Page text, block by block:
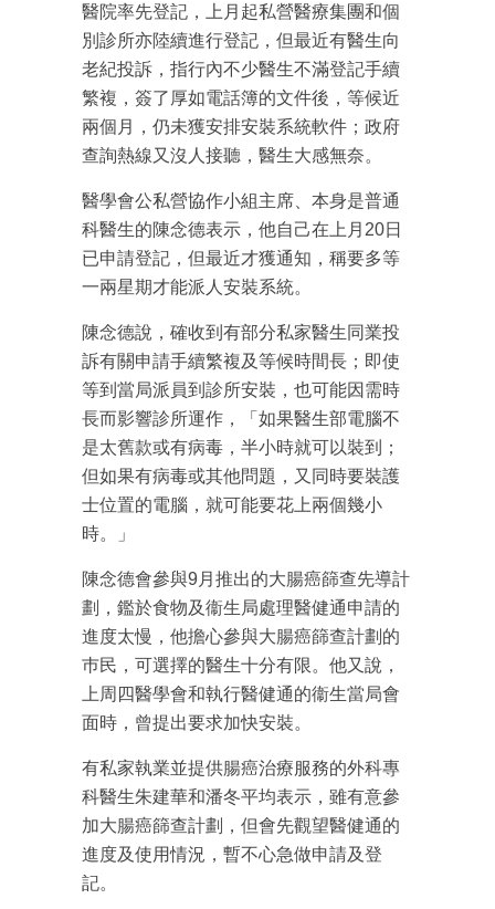
醫院率先登記，上月起私營醫療集團和個
別診所亦陸續進行登記，但最近有醫生向
老紀投訴，指行內不少醫生不滿登記手續
繁複，簽了厚如電話簿的文件後，等候近
兩個月，仍未獲安排安裝系統軟件；政府
查詢熱線又沒人接聽，醫生大感無奈。
醫學會公私營協作小組主席、本身是普通
科醫生的陳念德表示，他自己在上月20日
已申請登記，但最近才獲通知，稱要多等
一兩星期才能派人安裝系統。
陳念德說，確收到有部分私家醫生同業投
訴有關申請手續繁複及等候時間長；即使
等到當局派員到診所安裝，也可能因需時
長而影響診所運作，「如果醫生部電腦不
是太舊款或有病毒，半小時就可以裝到；
但如果有病毒或其他問題，又同時要裝護
士位置的電腦，就可能要花上兩個幾小
時。」
陳念德會參與9月推出的大腸癌篩查先導計
劃，鑑於食物及衞生局處理醫健通申請的
進度太慢，他擔心參與大腸癌篩查計劃的
巿民，可選擇的醫生十分有限。他又說，
上周四醫學會和執行醫健通的衞生當局會
面時，曾提出要求加快安裝。
有私家執業並提供腸癌治療服務的外科專
科醫生朱建華和潘冬平均表示，雖有意參
加大腸癌篩查計劃，但會先觀望醫健通的
進度及使用情況，暫不心急做申請及登
記。
成為 EJ Tech 會員
最新資訊（附創業懶人包）
箱！